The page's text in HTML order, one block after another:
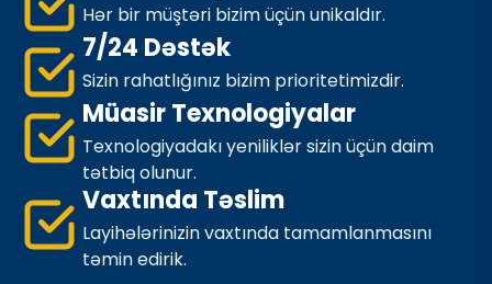
Hər bir müştəri bizim üçün unikaldır.
7/24 Dəstək
Sizin rahatlığınız bizim prioritetimizdir.
Müasir Texnologiyalar
Texnologiyadakı yeniliklər sizin üçün daim
tətbiq olunur.
Vaxtında Təslim
Layihələrinizin vaxtında tamamlanmasını
təmin edirik.